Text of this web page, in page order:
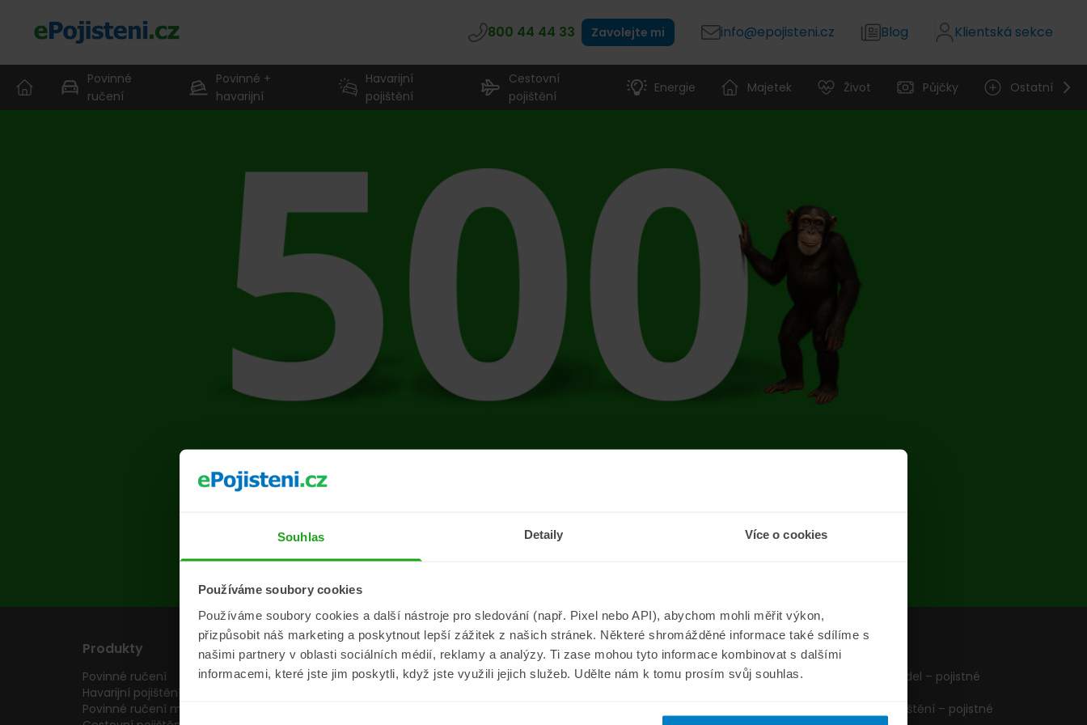
Souhlas Detaily Více o cookies
Používáme soubory cookies
Používáme soubory cookies a další nástroje pro sledování (např. Pixel nebo API), abychom mohli měřit výkon,
přizpůsobit náš marketing a poskytnout lepší zážitek z našich stránek. Některé shromážděné informace také sdílíme s
našimi partnery v oblasti sociálních médií, reklamy a analýzy. Ti zase mohou tyto informace kombinovat s dalšími
informacemi, které jste jim poskytli, když jste využili jejich služeb. Udělte nám k tomu prosím svůj souhlas.
800 44 44 33 Zavolejte mi info@epojisteni.cz Blog Klientská sekce
Povinné
ručení
Povinné +
havarijní
Havarijní
pojištění
Cestovní
pojištění
Energie Majetek Život Půjčky Ostatní
Na stránce se vyskytla chyba
Přejít na úvodní stránku
Produkty
Povinné ručení
Havarijní pojištění
Povinné ručení motocyklu
Pojišťovny
Pojišťovny
Informace
Aktuality
ePojisteni.cz
O nás
Formuláře
Pojištění vozidel – pojistné
Cestovní pojištění – pojistné